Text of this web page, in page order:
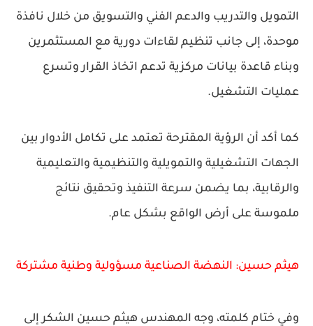
التمويل والتدريب والدعم الفني والتسويق من خلال نافذة
موحدة، إلى جانب تنظيم لقاءات دورية مع المستثمرين
وبناء قاعدة بيانات مركزية تدعم اتخاذ القرار وتسرع
عمليات التشغيل.
كما أكد أن الرؤية المقترحة تعتمد على تكامل الأدوار بين
الجهات التشغيلية والتمويلية والتنظيمية والتعليمية
والرقابية، بما يضمن سرعة التنفيذ وتحقيق نتائج
ملموسة على أرض الواقع بشكل عام.
هيثم حسين: النهضة الصناعية مسؤولية وطنية مشتركة
وفي ختام كلمته، وجه المهندس هيثم حسين الشكر إلى